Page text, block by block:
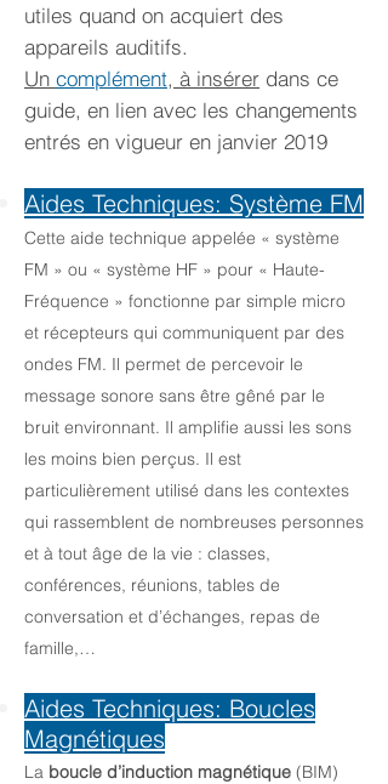
utiles quand on acquiert des
appareils auditifs.
Un complément, à insérer dans ce
guide, en lien avec les changements
entrés en vigueur en janvier 2019
Aides Techniques: Système FM
Cette aide technique appelée « système
FM » ou « système HF » pour « Haute-
Fréquence » fonctionne par simple micro
et récepteurs qui communiquent par des
ondes FM. Il permet de percevoir le
message sonore sans être gêné par le
bruit environnant. Il amplifie aussi les sons
les moins bien perçus. Il est
particulièrement utilisé dans les contextes
qui rassemblent de nombreuses personnes
et à tout âge de la vie : classes,
conférences, réunions, tables de
conversation et d’échanges, repas de
famille,…
Aides Techniques: Boucles
Magnétiques
La boucle d’induction magnétique (BIM)